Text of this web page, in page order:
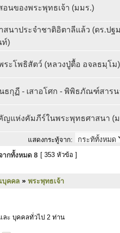
อนของพระพุทธเจ้า (มมร.)
สนาประจำชาติอิตาลีแล้ว (ดร.ปฐ
ท์)
ระโพธิสัตว์ (หลวงปู่ตื้อ อจลธมฺโม)
ธกุฏี - เสาอโศก - พิพิธภัณฑ์สารน
ญแห่งคัมภีร์ในพระพุทธศาสนา (
แสดงกระทู้จาก:
ากทั้งหมด 8 [ 353 หัวข้อ ]
บุคคล » พระพุทธเจ้า
ละ บุคคลทั่วไป 2 ท่าน